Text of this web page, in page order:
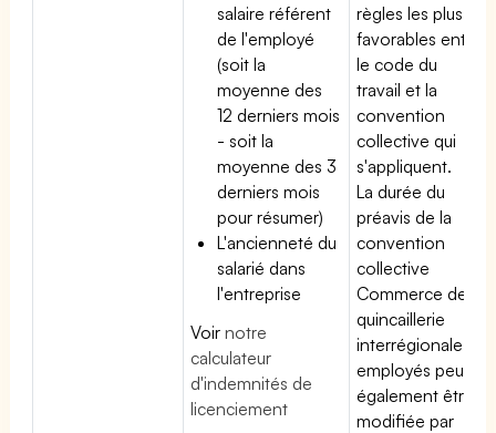
salaire référent
de l'employé
(soit la
moyenne des
12 derniers mois
- soit la
moyenne des 3
derniers mois
pour résumer)
L'ancienneté du
salarié dans
l'entreprise
Voirnotre
calculateur
d'indemnités de
licenciement
règles les plus
favorables entre
le code du
travail et la
convention
collective qui
s'appliquent.
La durée du
préavis de la
convention
collective
Commerce de
quincaillerie
interrégionale
employés peut
également être
modifiée par